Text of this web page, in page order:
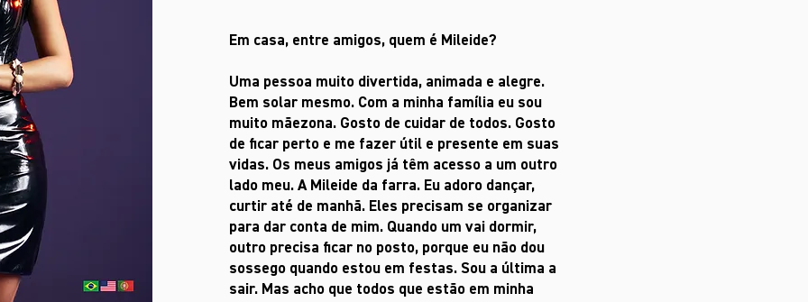
Em casa, entre amigos, quem é Mileide?
Uma pessoa muito divertida, animada e alegre.
Bem solar mesmo. Com a minha família eu sou
muito mãezona. Gosto de cuidar de todos. Gosto
de ficar perto e me fazer útil e presente em suas
vidas. Os meus amigos já têm acesso a um outro
lado meu. A Mileide da farra. Eu adoro dançar,
curtir até de manhã. Eles precisam se organizar
para dar conta de mim. Quando um vai dormir,
outro precisa ficar no posto, porque eu não dou
sossego quando estou em festas. Sou a última a
sair. Mas acho que todos que estão em minha